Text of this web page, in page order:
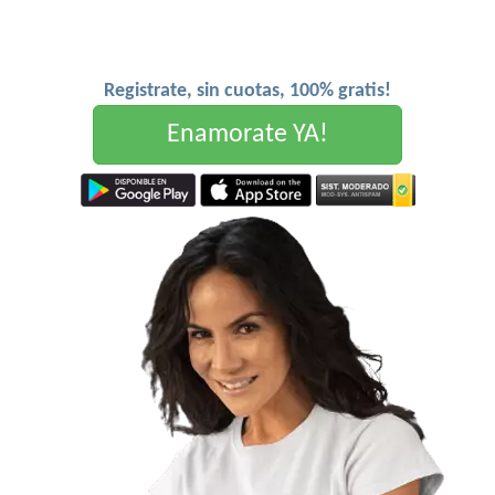
Registrate, sin cuotas, 100% gratis!
Enamorate YA!